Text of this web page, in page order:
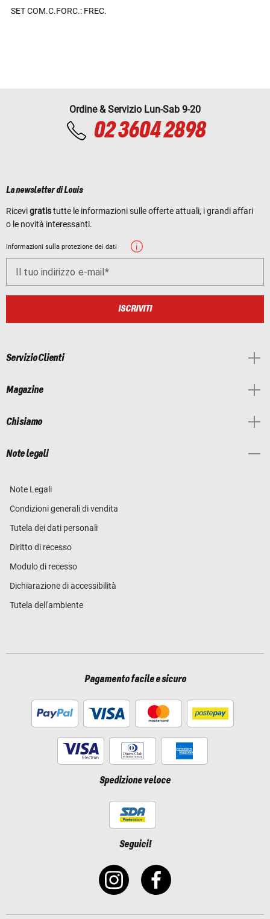
SET COM.C.FORC.: FREC.
Ordine & Servizio Lun-Sab 9-20
02 3604 2898
La newsletter di Louis
Ricevigratistutte le informazioni sulle offerte attuali, i grandi affari
o le novità interessanti.
Informazioni sulla protezione dei dati
Il tuo indirizzo e-mail
ISCRIVITI
Servizio Clienti
Magazine
Chi siamo
Note legali
Note Legali
Condizioni generali di vendita
Tutela dei dati personali
Diritto di recesso
Modulo di recesso
Dichiarazione di accessibilità
Tutela dell'ambiente
Pagamento facile e sicuro
Spedizione veloce
Seguici!